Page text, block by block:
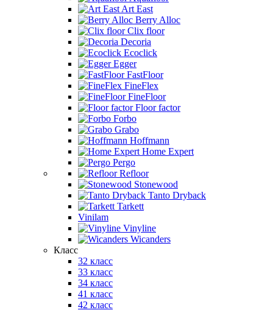
Art East
Berry Alloc
Clix floor
Decoria
Ecoclick
Egger
FastFloor
FineFlex
FineFloor
Floor factor
Forbo
Grabo
Hoffmann
Home Expert
Pergo
Refloor
Stonewood
Tanto Dryback
Tarkett
Vinilam
Vinyline
Wicanders
Класс
32 класс
33 класс
34 класс
41 класс
42 класс